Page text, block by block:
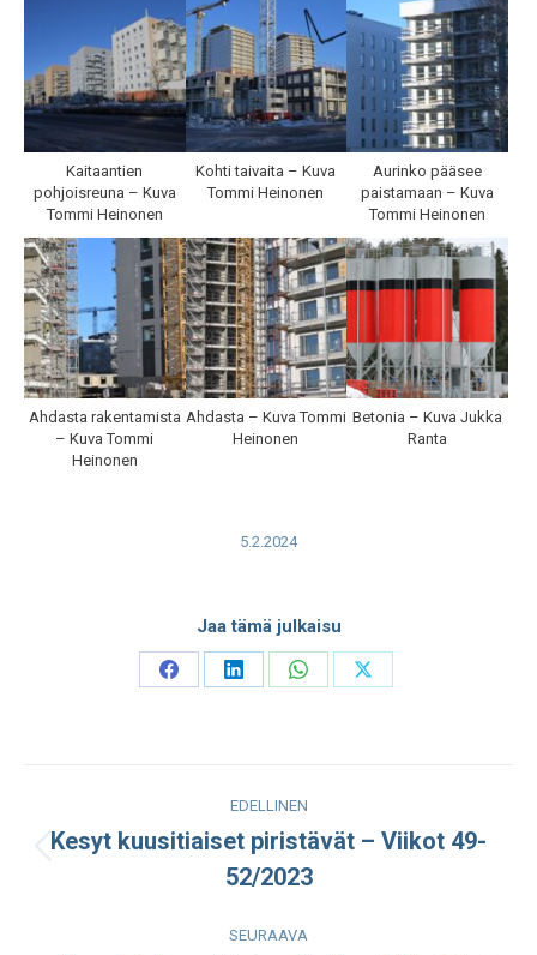
Kaitaantien
pohjoisreuna – Kuva
Tommi Heinonen
Kohti taivaita – Kuva
Tommi Heinonen
Aurinko pääsee
paistamaan – Kuva
Tommi Heinonen
Ahdasta rakentamista
– Kuva Tommi
Heinonen
Ahdasta – Kuva Tommi
Heinonen
Betonia – Kuva Jukka
Ranta
5.2.2024
Jaa tämä julkaisu
Share
Share
Share
Share
navigation
EDELLINEN
julkaisu:
Kesyt kuusitiaiset piristävät – Viikot 49-
52/2023
SEURAAVA